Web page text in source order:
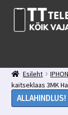
Liigu
navigeerimisele
Liigu
juurde
Minu konto
Ostukorv
Esileht
kaitseklaas 3MK
ALLAHINDLUS!